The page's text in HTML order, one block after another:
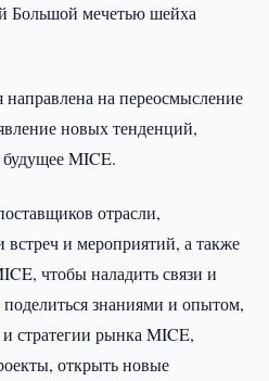
Большой мечетью шейха
на переосмысление
новых тенденций,
будущее MICE.
отрасли,
встреч и мероприятий, а также
чтобы наладить связи и
знаниями и опытом,
стратегии рынка MICE,
открыть новые